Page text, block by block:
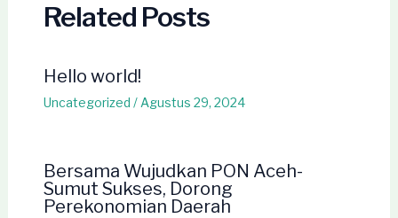
Related Posts
Hello world!
Uncategorized / Agustus 29, 2024
Bersama Wujudkan PON Aceh-
Sumut Sukses, Dorong
Perekonomian Daerah